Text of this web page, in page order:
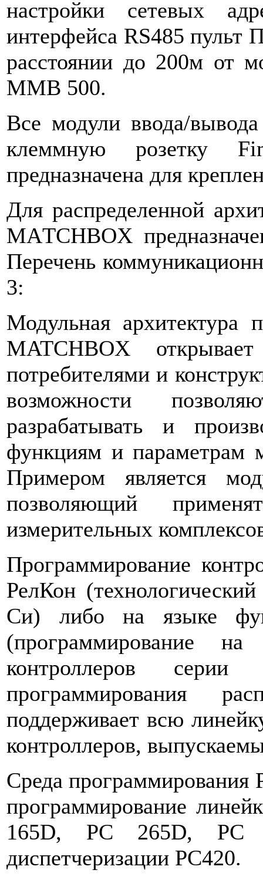
настройки сетевых
интерфейса RS485 пульт
расстоянии до 200м от
ММВ 500.
Все модули ввода/
клеммную розетку
предназначена для
Для распределенной
MAТCHBOX
Перечень
3:
Модульная архитектура
MATCHBOX
потребителями и
возможности
разрабатывать и
функциям и параметрам
Примером является
позволяющий
измерительных
Программирование
РелКон
Си) либо на языке
(программирование
контроллеров
программирования
поддерживает всю
контроллеров,
Среда программирования
программирование
165D, РС 265D, РС
диспетчеризации РС420.